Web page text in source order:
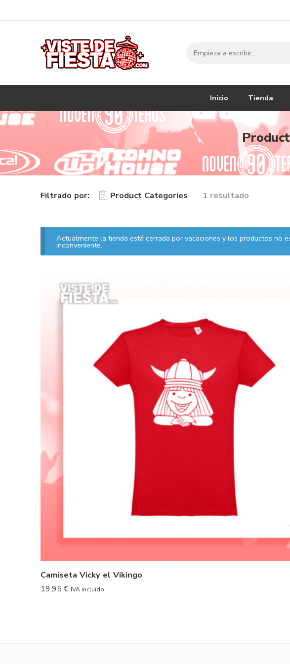
Inicio Tienda
Filtrado por: Product Categories 1 resultado
Actualmente la tienda está cerrada por vacaciones y los productos no
inconveniente.
Camiseta Vicky el Vikingo
19,95 € IVA incluido